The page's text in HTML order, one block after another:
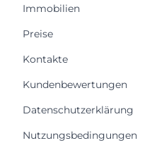
Immobilien
Preise
Kontakte
Kundenbewertungen
Datenschutzerklärung
Nutzungsbedingungen